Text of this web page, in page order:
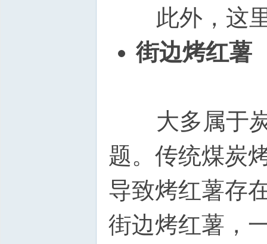
此外，这里
街边烤红薯
大多属于炭
题。传统煤炭
导致烤红薯存
街边烤红薯，